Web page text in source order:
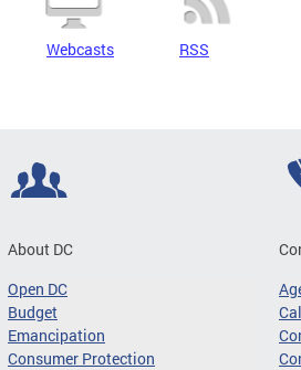
Webcasts RSS
About DC
Open DC
Budget
Emancipation
Consumer Protection